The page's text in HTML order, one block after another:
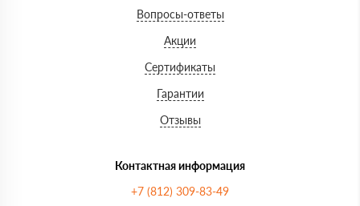
Вопросы-ответы
Акции
Сертификаты
Гарантии
Отзывы
Контактная информация
+7 (812) 309-83-49